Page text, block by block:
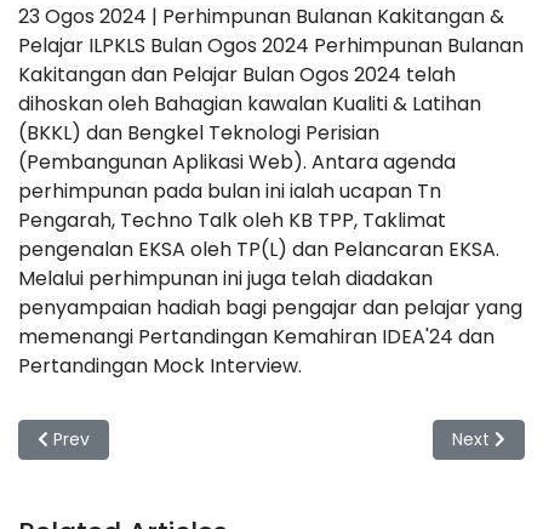
23 Ogos 2024 | Perhimpunan Bulanan Kakitangan &
Pelajar ILPKLS Bulan Ogos 2024 Perhimpunan Bulanan
Kakitangan dan Pelajar Bulan Ogos 2024 telah
dihoskan oleh Bahagian kawalan Kualiti & Latihan
(BKKL) dan Bengkel Teknologi Perisian
(Pembangunan Aplikasi Web). Antara agenda
perhimpunan pada bulan ini ialah ucapan Tn
Pengarah, Techno Talk oleh KB TPP, Taklimat
pengenalan EKSA oleh TP(L) dan Pelancaran EKSA.
Melalui perhimpunan ini juga telah diadakan
penyampaian hadiah bagi pengajar dan pelajar yang
memenangi Pertandingan Kemahiran IDEA'24 dan
Pertandingan Mock Interview.
Previous article: Ceramah Maulidur Rasul
Prev Next
Next